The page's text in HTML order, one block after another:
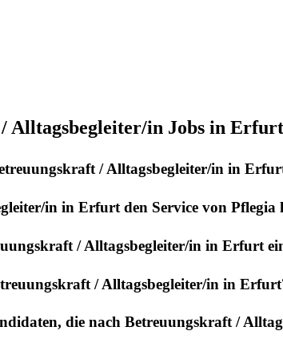
Alltagsbegleiter/in Jobs in Erfurt
/ Alltagsbegleiter/in in
in in Erfurt den Service von Pflegia
/ Alltagsbegleiter/in in Erfurt
/ Alltagsbegleiter/in in Erfurt
die nach Betreuungskraft /